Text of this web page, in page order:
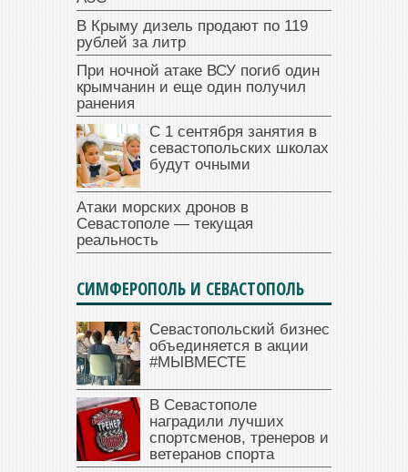
В Крыму дизель продают по 119
рублей за литр
При ночной атаке ВСУ погиб один
крымчанин и еще один получил
ранения
С 1 сентября занятия в
севастопольских школах
будут очными
Атаки морских дронов в
Севастополе — текущая
реальность
СИМФЕРОПОЛЬ И СЕВАСТОПОЛЬ
Севастопольский бизнес
объединяется в акции
#МЫВМЕСТЕ
В Севастополе
наградили лучших
спортсменов, тренеров и
ветеранов спорта